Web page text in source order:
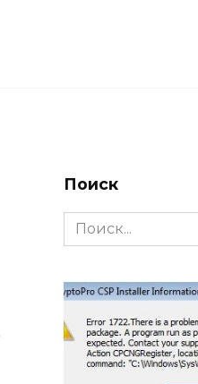
Поиск
Search
for: